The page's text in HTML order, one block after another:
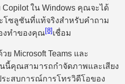
ใน Windows คุณจะได้
โซลูชันที่แท้จริงสำหรับคำถาม
งทำของคุณ[8] เชื่อม
Microsoft Teams และ
นนี้คุณสามารถกำจัดภาพและเสียง
ะสบการณ์การโทรวิดีโอของ